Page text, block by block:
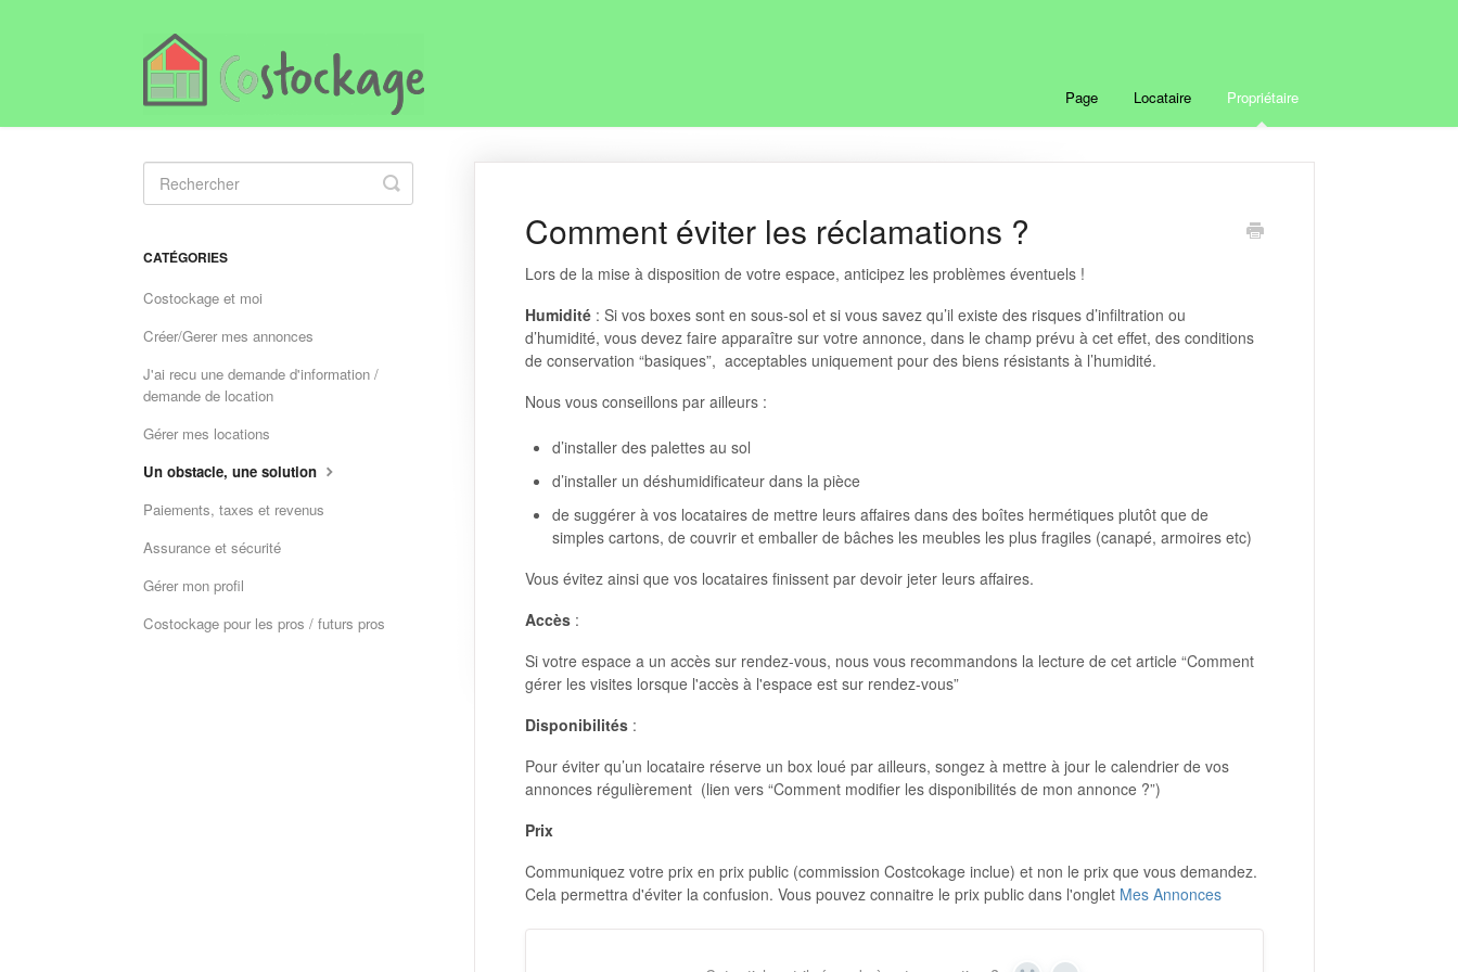
Page Locataire Propriétaire
Comment éviter les réclamations ?
Lors de la mise à disposition de votre espace, anticipez les problèmes éventuels !
Humidité : Si vos boxes sont en sous-sol et si vous savez qu’il existe des risques d’infiltration ou
d’humidité, vous devez faire apparaître sur votre annonce, dans le champ prévu à cet effet, des conditions
de conservation “basiques”, acceptables uniquement pour des biens résistants à l’humidité.
Nous vous conseillons par ailleurs :
d’installer des palettes au sol
d’installer un déshumidificateur dans la pièce
de suggérer à vos locataires de mettre leurs affaires dans des boîtes hermétiques plutôt que de
simples cartons, de couvrir et emballer de bâches les meubles les plus fragiles (canapé, armoires etc)
Vous évitez ainsi que vos locataires finissent par devoir jeter leurs affaires.
Accès:
Si votre espace a un accès sur rendez-vous, nous vous recommandons la lecture de cet article “Comment
gérer les visites lorsque l'accès à l'espace est sur rendez-vous”
Disponibilités :
Pour éviter qu’un locataire réserve un box loué par ailleurs, songez à mettre à jour le calendrier de vos
annonces régulièrement (lien vers “Comment modifier les disponibilités de mon annonce ?”)
Prix
Communiquez votre prix en prix public (commission Costcokage inclue) et non le prix que vous demandez.
Cela permettra d'éviter la confusion. Vous pouvez connaitre le prix public dans l'onglet Mes Annonces
Toggle
Search
CATÉGORIES
Costockage et moi
Créer/Gerer mes annonces
J'ai recu une demande d'information /
demande de location
Gérer mes locations
Un obstacle, une solution
Paiements, taxes et revenus
Assurance et sécurité
Gérer mon profil
Costockage pour les pros / futurs pros